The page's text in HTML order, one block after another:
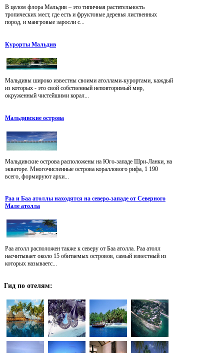
В целом флора Мальдив – это типичная растительность
тропических мест, где есть и фруктовые деревья лиственных
пород, и мангровые заросли с...
Курорты Мальдив
Мальдивы широко известны своими атоллами-курортами, каждый
из которых - это свой собственный неповторимый мир,
окруженный чистейшими корал...
Мальдивские острова
Мальдивские острова расположены на Юго-западе Шри-Ланки, на
экваторе. Многочисленные острова кораллового рифа, 1 190
всего, формируют архи...
Раа и Баа атоллы находятся на северо-западе от Северного
Мале атолла
Раа атолл расположен также к северу от Баа атолла. Раа атолл
насчитывает около 15 обитаемых островов, самый известный из
которых называетс...
Гид по отелям: